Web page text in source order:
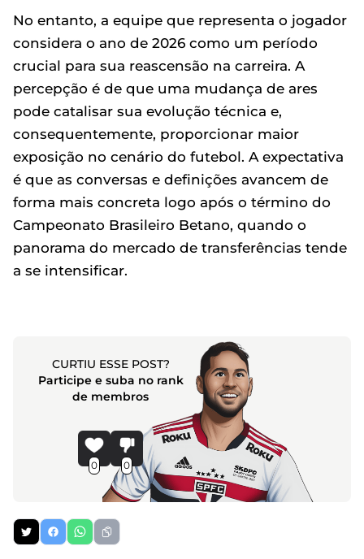
No entanto, a equipe que representa o jogador
considera o ano de 2026 como um período
crucial para sua reascensão na carreira. A
percepção é de que uma mudança de ares
pode catalisar sua evolução técnica e,
consequentemente, proporcionar maior
exposição no cenário do futebol. A expectativa
é que as conversas e definições avancem de
forma mais concreta logo após o término do
Campeonato Brasileiro Betano, quando o
panorama do mercado de transferências tende
a se intensificar.
CURTIU ESSE POST?
Participe e suba no rank
de membros
0 0